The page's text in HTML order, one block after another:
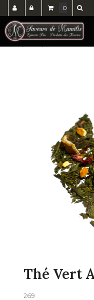
thés, cafés, accessoires
Thé Vert
269
0